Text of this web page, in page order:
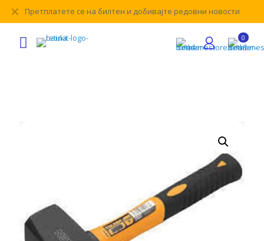
Претплатете се на билтен и добивајте редовни новости
✕
0